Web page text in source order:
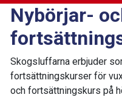
Nybörjar-
Skogsluffarna erbjuder
fortsättningskurser för
och fortsättningskurs på